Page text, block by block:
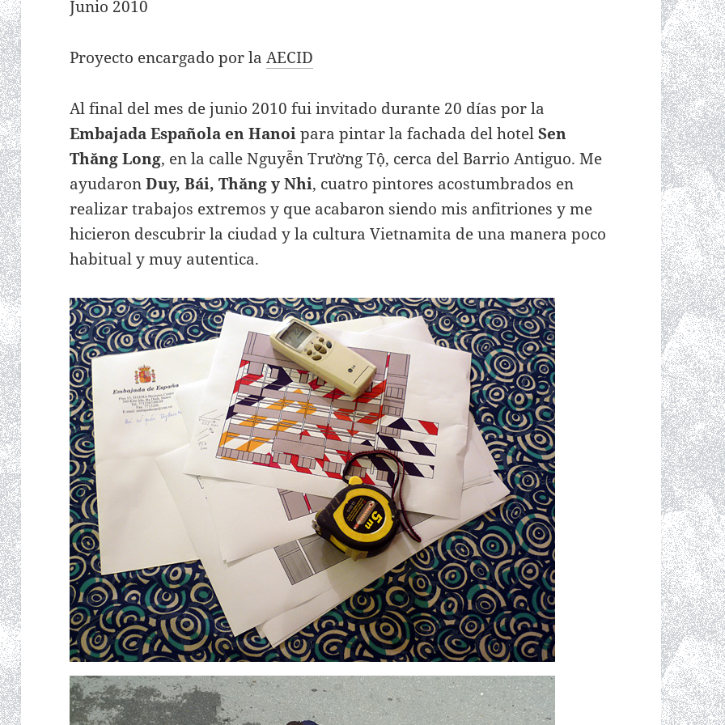
Junio 2010
Proyecto encargado por la AECID
Al final del mes de junio 2010 fui invitado durante 20 días por la
Embajada Española en Hanoipara pintar la fachada del hotelSen
Thăng Long, en la calle Nguyễn Trường Tộ, cerca del Barrio Antiguo. Me
ayudaronDuy, Bái, Thăng y Nhi, cuatro pintores acostumbrados en
realizar trabajos extremos y que acabaron siendo mis anfitriones y me
hicieron descubrir la ciudad y la cultura Vietnamita de una manera poco
habitual y muy autentica.